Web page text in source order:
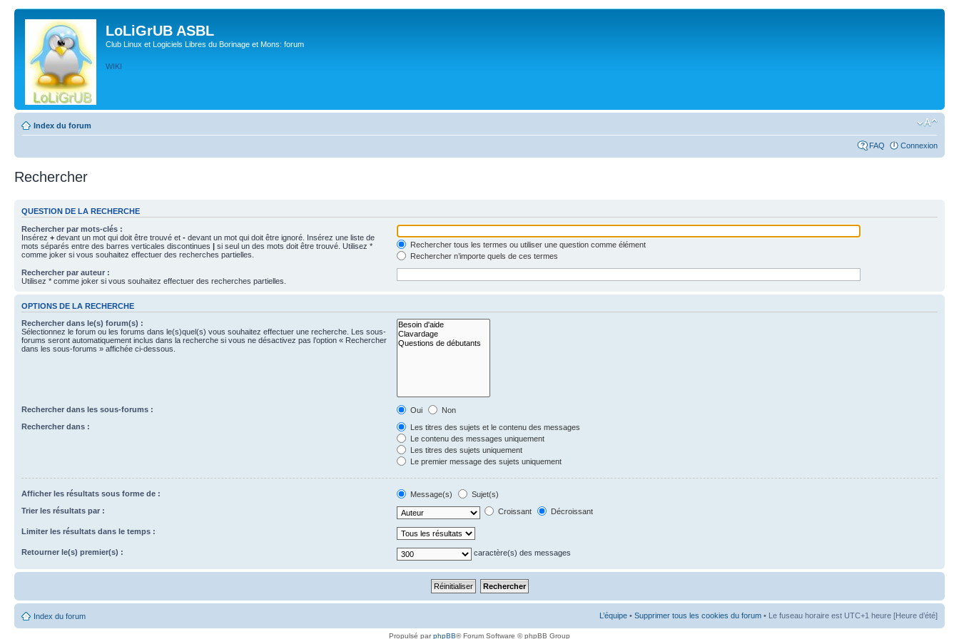
LoLiGrUB ASBL
Club Linux et Logiciels Libres du Borinage et Mons: forum
WIKI
Index du forum
FAQ Connexion
Rechercher
QUESTION DE LA RECHERCHE
Rechercher par mots-clés :
Insérez + devant un mot qui doit être trouvé et - devant un mot qui doit être ignoré. Insérez une liste de
mots séparés entre des barres verticales discontinues | si seul un des mots doit être trouvé. Utilisez *
comme joker si vous souhaitez effectuer des recherches partielles.
Rechercher tous les termes ou utiliser une question comme élément
Rechercher n’importe quels de ces termes
Rechercher par auteur :
Utilisez * comme joker si vous souhaitez effectuer des recherches partielles.
OPTIONS DE LA RECHERCHE
Rechercher dans le(s) forum(s) :
Sélectionnez le forum ou les forums dans le(s)quel(s) vous souhaitez effectuer une recherche. Les sous-
forums seront automatiquement inclus dans la recherche si vous ne désactivez pas l’option « Rechercher
dans les sous-forums » affichée ci-dessous.
Rechercher dans les sous-forums : Oui
Non
Rechercher dans :
Les titres des sujets et le contenu des messages
Le contenu des messages uniquement
Les titres des sujets uniquement
Le premier message des sujets uniquement
Afficher les résultats sous forme de : Message(s)
Sujet(s)
Trier les résultats par :
Croissant Décroissant
Limiter les résultats dans le temps :
Retourner le(s) premier(s) : caractère(s) des messages
Index du forum L’équipe • Supprimer tous les cookies du forum • Le fuseau horaire est UTC+1 heure [Heure d’été]
Propulsé parphpBB® Forum Software © phpBB Group